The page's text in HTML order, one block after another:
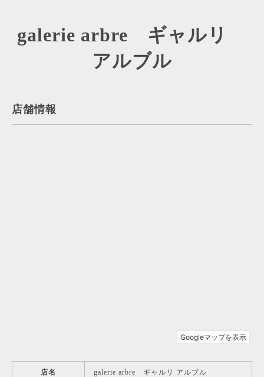
galerie arbre ギャルリ
アルブル
店舗情報
店名 galerie arbre ギャルリ アルブル